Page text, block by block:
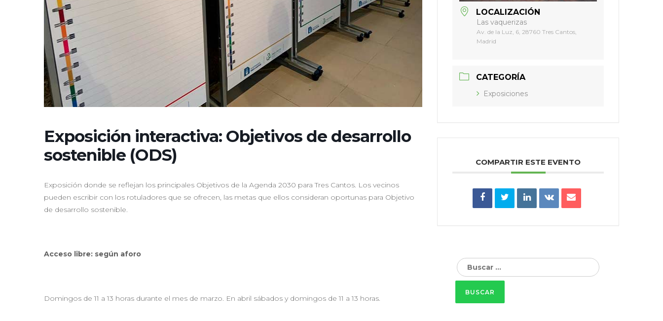
Exposición interactiva: Objetivos de desarrollo
sostenible (ODS)
Exposición donde se reflejan los principales Objetivos de la Agenda 2030 para Tres Cantos. Los vecinos
pueden escribir con los rotuladores que se ofrecen, las metas que ellos consideran oportunas para Objetivo
de desarrollo sostenible.
Acceso libre: según aforo
Domingos de 11 a 13 horas durante el mes de marzo. En abril sábados y domingos de 11 a 13 horas.
LOCALIZACIÓN
Las vaquerizas
Av. de la Luz, 6, 28760 Tres Cantos,
Madrid
CATEGORÍA
Exposiciones
COMPARTIR ESTE EVENTO
Buscar: